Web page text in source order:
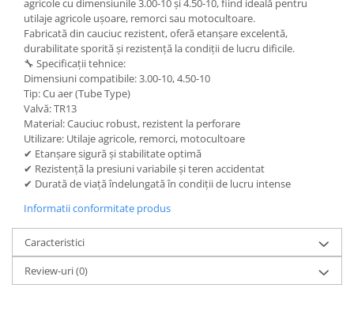
agricole cu dimensiunile 3.00-10 și 4.50-10, fiind ideală pentru
utilaje agricole ușoare, remorci sau motocultoare.
Fabricată din cauciuc rezistent, oferă etanșare excelentă,
durabilitate sporită și rezistență la condiții de lucru dificile.
🔧 Specificații tehnice:
Dimensiuni compatibile: 3.00-10, 4.50-10
Tip: Cu aer (Tube Type)
Valvă: TR13
Material: Cauciuc robust, rezistent la perforare
Utilizare: Utilaje agricole, remorci, motocultoare
✔ Etanșare sigură și stabilitate optimă
✔ Rezistență la presiuni variabile și teren accidentat
✔ Durată de viață îndelungată în condiții de lucru intense
Informatii conformitate produs
Caracteristici
Review-uri(0)